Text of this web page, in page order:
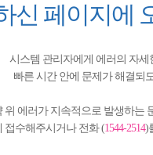
신 페이지에
시스템 관리자에게 에러의 자
빠른 시간 안에 문제가 해결되
위 에러가 지속적으로 발생하는
접수해주시거나 전화 (1544-2514)